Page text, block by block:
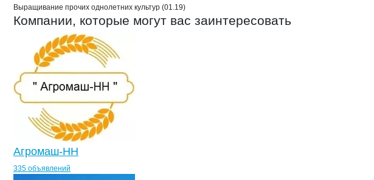
Выращивание прочих однолетних культур (01.19)
Компании, которые могут вас заинтересовать
Агромаш-НН
335 объявлений